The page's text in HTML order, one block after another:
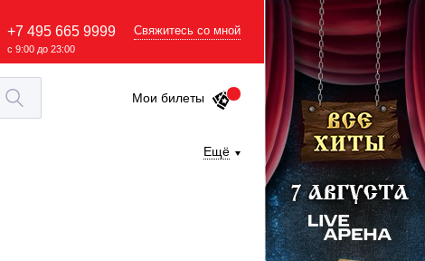
+7 495 665 9999
с 9:00 до 23:00
Свяжитесь со мной
Мои билеты
Ещё